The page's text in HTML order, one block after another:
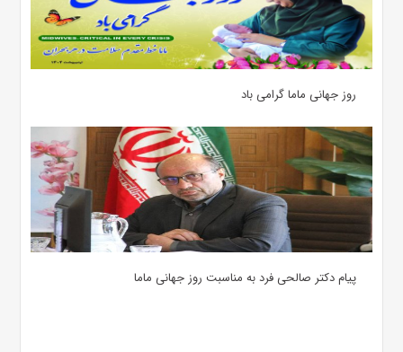
روز جهانی ماما گرامی باد
پیام دکتر صالحی فرد به مناسبت روز جهانی ماما